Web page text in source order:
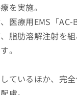
を実施。
医療用EMS「
脂肪溶解注射を
。
ているほか、完